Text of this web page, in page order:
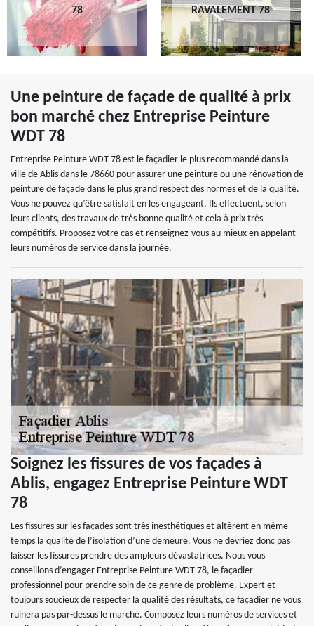
78
RAVALEMENT 78
Une peinture de façade de qualité à prix
bon marché chez Entreprise Peinture
WDT 78
Entreprise Peinture WDT 78 est le façadier le plus recommandé dans la
ville de Ablis dans le 78660 pour assurer une peinture ou une rénovation de
peinture de façade dans le plus grand respect des normes et de la qualité.
Vous ne pouvez qu’être satisfait en les engageant. Ils effectuent, selon
leurs clients, des travaux de très bonne qualité et cela à prix très
compétitifs. Proposez votre cas et renseignez-vous au mieux en appelant
leurs numéros de service dans la journée.
Soignez les fissures de vos façades à
Ablis, engagez Entreprise Peinture WDT
78
Les fissures sur les façades sont très inesthétiques et altèrent en même
temps la qualité de l’isolation d’une demeure. Vous ne devriez donc pas
laisser les fissures prendre des ampleurs dévastatrices. Nous vous
conseillons d’engager Entreprise Peinture WDT 78, le façadier
professionnel pour prendre soin de ce genre de problème. Expert et
toujours soucieux de respecter la qualité des résultats, ce façadier ne vous
ruinera pas par-dessus le marché. Composez leurs numéros de services et